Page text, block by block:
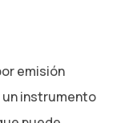
emisión
un instrumento